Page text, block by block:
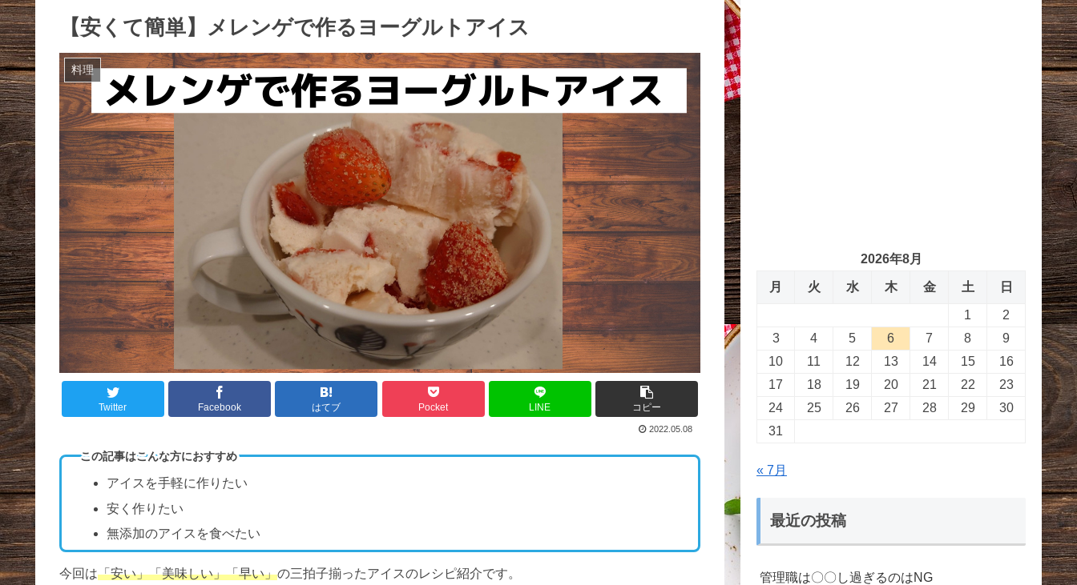
【安くて簡単】メレンゲで作るヨーグルトアイス
料理
Twitter Facebook はてブ Pocket LINE コピー
2022.05.08
この記事はこんな方におすすめ
アイスを手軽に作りたい
安く作りたい
無添加のアイスを食べたい
今回は「安い」「美味しい」「早い」の三拍子揃ったアイスのレシピ紹介です。
2026年8月
月 火 水 木 金 土 日
1
2
3
4 5 6 7 8
9
10
11 12 13 14 15
16
17
18 19 20 21 22
23
24
25 26 27 28 29
30
31
« 7月
最近の投稿
管理職は〇〇し過ぎるのはNG